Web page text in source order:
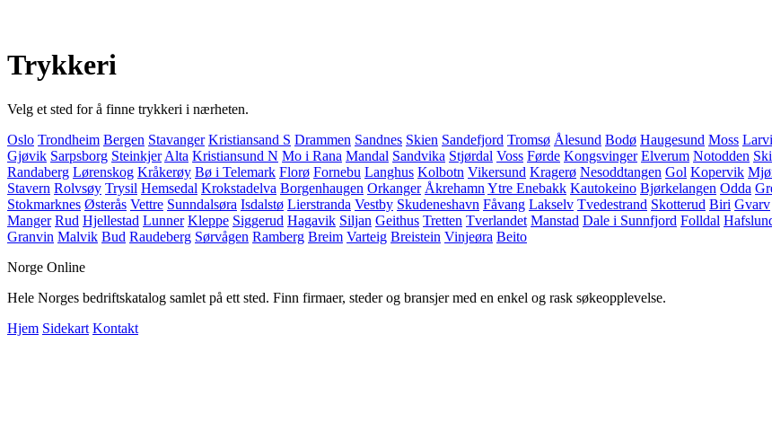
Trykkeri
Velg et sted for å finne trykkeri i nærheten.
Oslo Trondheim Bergen Stavanger Kristiansand S Drammen Sandnes Skien Sandefjord Tromsø Ålesund Bodø Haugesund Moss
Gjøvik Sarpsborg Steinkjer Alta Kristiansund N Mo i Rana Mandal Sandvika Stjørdal Voss Førde Kongsvinger Elverum Notodden Ski
Randaberg Lørenskog Kråkerøy Bø i Telemark Florø Fornebu Langhus Kolbotn Vikersund Kragerø Nesoddtangen Gol Kopervik
Stavern Rolvsøy Trysil Hemsedal Krokstadelva Borgenhaugen Orkanger Åkrehamn Ytre Enebakk Kautokeino Bjørkelangen Odda
Stokmarknes Østerås Vettre Sunndalsøra Isdalstø Lierstranda Vestby Skudeneshavn Fåvang Lakselv Tvedestrand Skotterud Biri Gvarv
Manger Rud Hjellestad Lunner Kleppe Siggerud Hagavik Siljan Geithus Tretten Tverlandet Manstad Dale i Sunnfjord Folldal
Granvin Malvik Bud Raudeberg Sørvågen Ramberg Breim Varteig Breistein Vinjeøra Beito
Norge Online
Hele Norges bedriftskatalog samlet på ett sted. Finn firmaer, steder og bransjer med en enkel og rask søkeopplevelse.
Hjem Sidekart Kontakt